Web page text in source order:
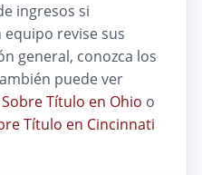
ingresos si
revise sus
general, conozca los
puede ver
Título en Ohio o
Título en Cincinnati